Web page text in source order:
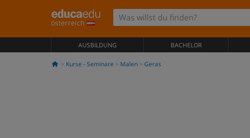
österreich
AUSBILDUNG BACHELOR
Kurse - Seminare Malen Geras